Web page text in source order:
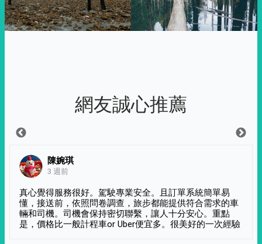
網友誠心推薦
陳婉琪
3 週前
真心覺得服務很好。駕駛專業安全。且訂單系統簡單易
懂，接送前，依照問卷調查，旅步都能提供符合需求的車
輛和司機。司機會保持密切聯繫，讓人十分安心。重點
是，價格比一般計程車or Uber便宜多。很美好的一次經驗